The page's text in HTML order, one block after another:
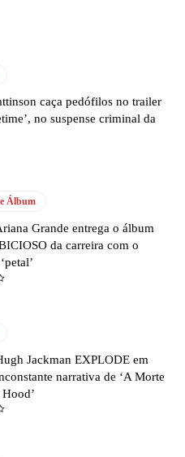
caça pedófilos no trailer
no suspense criminal da
Álbum
Grande entrega o álbum
da carreira com o
Jackman EXPLODE em
narrativa de ‘A Morte